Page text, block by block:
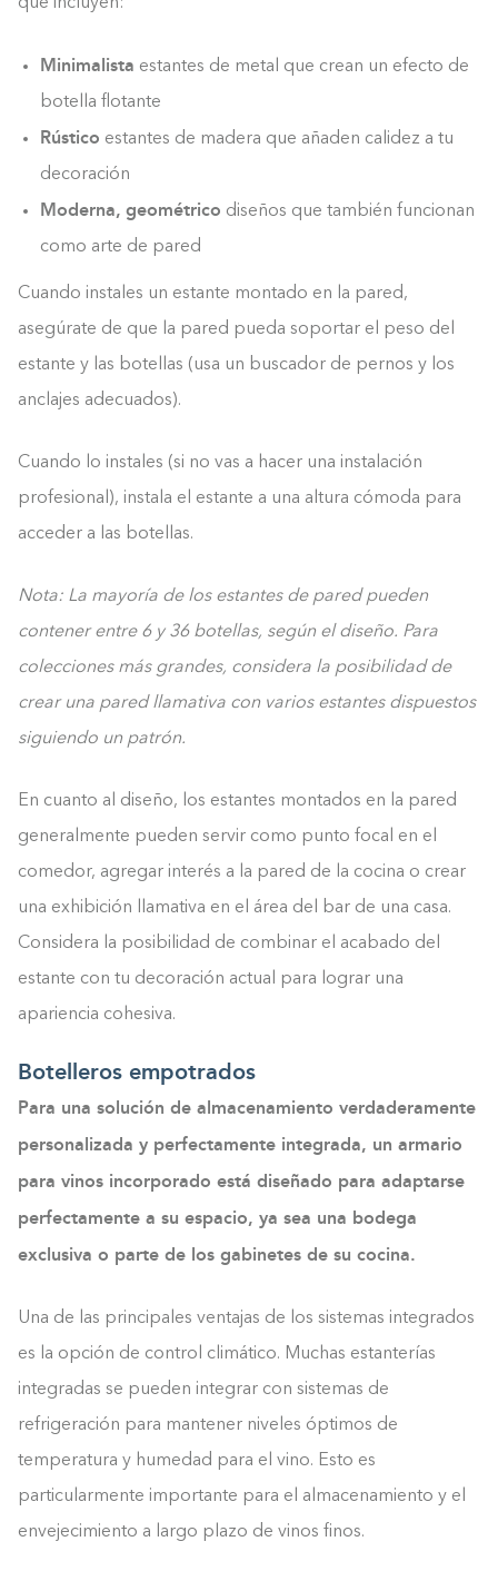
Minimalista estantes de metal que crean un efecto de
botella flotante
Rústico estantes de madera que añaden calidez a tu
decoración
Moderna, geométrico diseños que también funcionan
como arte de pared
Cuando instales un estante montado en la pared,
asegúrate de que la pared pueda soportar el peso del
estante y las botellas (usa un buscador de pernos y los
anclajes adecuados).
Cuando lo instales (si no vas a hacer una instalación
profesional), instala el estante a una altura cómoda para
acceder a las botellas.
Nota: La mayoría de los estantes de pared pueden
contener entre 6 y 36 botellas, según el diseño. Para
colecciones más grandes, considera la posibilidad de
crear una pared llamativa con varios estantes dispuestos
siguiendo un patrón.
En cuanto al diseño, los estantes montados en la pared
generalmente pueden servir como punto focal en el
comedor, agregar interés a la pared de la cocina o crear
una exhibición llamativa en el área del bar de una casa.
Considera la posibilidad de combinar el acabado del
estante con tu decoración actual para lograr una
apariencia cohesiva.
Botelleros empotrados
Para una solución de almacenamiento verdaderamente
personalizada y perfectamente integrada, un armario
para vinos incorporado está diseñado para adaptarse
perfectamente a su espacio, ya sea una bodega
exclusiva o parte de los gabinetes de su cocina.
Una de las principales ventajas de los sistemas integrados
es la opción de control climático. Muchas estanterías
integradas se pueden integrar con sistemas de
refrigeración para mantener niveles óptimos de
temperatura y humedad para el vino. Esto es
particularmente importante para el almacenamiento y el
envejecimiento a largo plazo de vinos finos.